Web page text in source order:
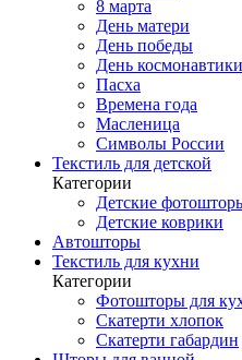
8 марта
День матери
День победы
День космонавтики
Пасха
Времена года
Масленица
Символы России
Текстиль для детской
Категории
Детские
Детские коврики
Автошторы
Текстиль для кухни
Категории
Фотошторы для
Скатерти хлопок
Скатерти габардин